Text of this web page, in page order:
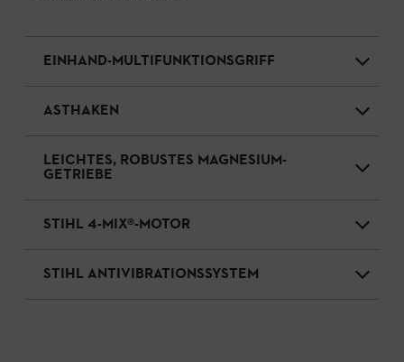
EINHAND-MULTIFUNKTIONSGRIFF
ASTHAKEN
LEICHTES, ROBUSTES MAGNESIUM-
GETRIEBE
STIHL 4-MIX®-MOTOR
STIHL ANTIVIBRATIONSSYSTEM